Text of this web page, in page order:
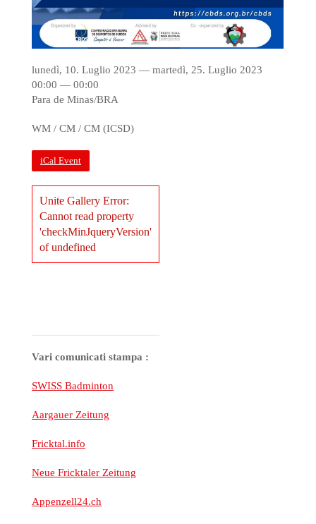
Unite Gallery Error:
Cannot read property
'checkMinJqueryVersion'
of undefined
Vari comunicati stampa :
SWISS Badminton
Aargauer Zeitung
Fricktal.info
Neue Fricktaler Zeitung
Appenzell24.ch
lunedì, 10. Luglio 2023 — martedì, 25. Luglio 2023
00:00 — 00:00
Para de Minas/BRA
WM / CM / CM (ICSD)
iCal Event